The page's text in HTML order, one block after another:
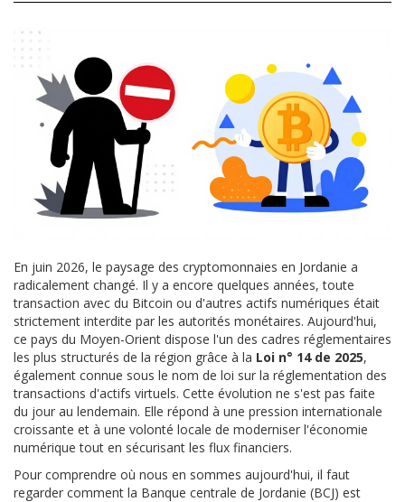
En juin 2026, le paysage des cryptomonnaies en Jordanie a
radicalement changé. Il y a encore quelques années, toute
transaction avec du Bitcoin ou d'autres actifs numériques était
strictement interdite par les autorités monétaires. Aujourd'hui,
ce pays du Moyen-Orient dispose l'un des cadres réglementaires
les plus structurés de la région grâce à la Loi n° 14 de 2025,
également connue sous le nom de loi sur la réglementation des
transactions d'actifs virtuels. Cette évolution ne s'est pas faite
du jour au lendemain. Elle répond à une pression internationale
croissante et à une volonté locale de moderniser l'économie
numérique tout en sécurisant les flux financiers.
Pour comprendre où nous en sommes aujourd'hui, il faut
regarder comment la Banque centrale de Jordanie (BCJ) est